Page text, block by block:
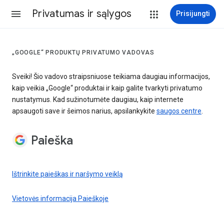
Privatumas ir sąlygos Prisijungti
„GOOGLE“ PRODUKTŲ PRIVATUMO VADOVAS
Sveiki! Šio vadovo straipsniuose teikiama daugiau informacijos,
kaip veikia „Google“ produktai ir kaip galite tvarkyti privatumo
nustatymus. Kad sužinotumėte daugiau, kaip internete
apsaugoti save ir šeimos narius, apsilankykite saugos centre.
Paieška
Ištrinkite paieškas ir naršymo veiklą
Vietovės informacija Paieškoje